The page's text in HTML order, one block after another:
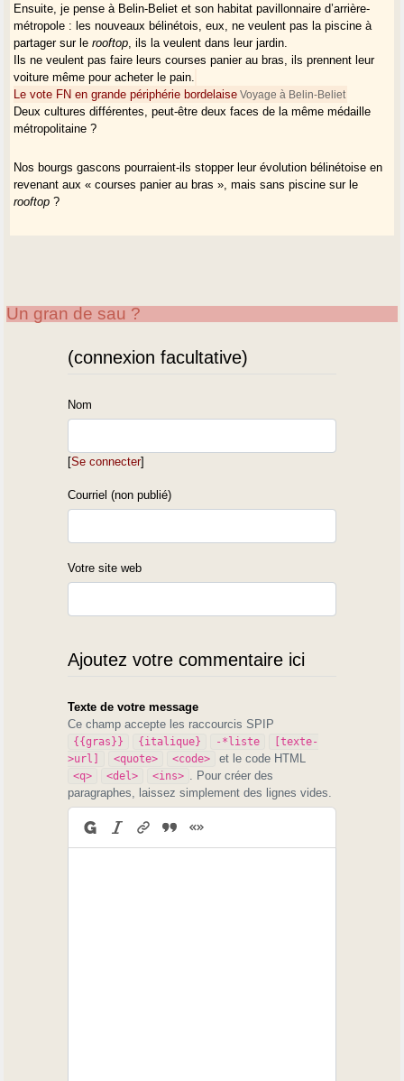
Ensuite, je pense à Belin-Beliet et son habitat pavillonnaire d’arrière-
métropole : les nouveaux bélinétois, eux, ne veulent pas la piscine à
partager sur lerooftop , ils la veulent dans leur jardin.
Ils ne veulent pas faire leurs courses panier au bras, ils prennent leur
voiture même pour acheter le pain.
Le vote FN en grande périphérie bordelaise Voyage à Belin-Beliet
Deux cultures différentes, peut-être deux faces de la même médaille
métropolitaine ?
Nos bourgs gascons pourraient-ils stopper leur évolution bélinétoise en
revenant aux « courses panier au bras », mais sans piscine sur le
rooftop ?
Un gran de sau ?
(connexion facultative)
Nom
[Se connecter]
Courriel (non publié)
Votre site web
Ajoutez votre commentaire ici
Texte de votre message
Ce champ accepte les raccourcis SPIP
{{gras}} {italique} -*liste
[texte-
>url]
<quote> <code> et le code HTML
<q> <del> <ins>
. Pour créer des
paragraphes, laissez simplement des lignes vides.